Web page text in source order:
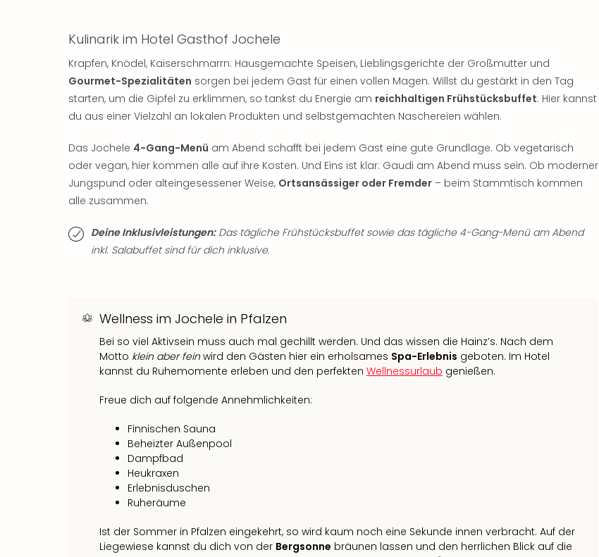
Kulinarik im Hotel Gasthof Jochele
Krapfen, Knödel, Kaiserschmarrn: Hausgemachte Speisen, Lieblingsgerichte der Großmutter und
Gourmet-Spezialitäten sorgen bei jedem Gast für einen vollen Magen. Willst du gestärkt in den Tag
starten, um die Gipfel zu erklimmen, so tankst du Energie am reichhaltigen Frühstücksbuffet: Hier kannst
du aus einer Vielzahl an lokalen Produkten und selbstgemachten Naschereien wählen.
Das Jochele 4-Gang-Menü am Abend schafft bei jedem Gast eine gute Grundlage. Ob vegetarisch
oder vegan, hier kommen alle auf ihre Kosten. Und Eins ist klar: Gaudi am Abend muss sein. Ob moderner
Jungspund oder alteingesessener Weise, Ortsansässiger oder Fremder – beim Stammtisch kommen
alle zusammen.
Deine Inklusivleistungen:Das tägliche Frühstücksbuffet sowie das tägliche 4-Gang-Menü am Abend
inkl. Salabuffet sind für dich inklusive.
Wellness im Jochele in Pfalzen
Bei so viel Aktivsein muss auch mal gechillt werden. Und das wissen die Hainz’s. Nach dem
Motto klein aber fein wird den Gästen hier ein erholsames Spa-Erlebnis geboten. Im Hotel
kannst du Ruhemomente erleben und den perfekten Wellnessurlaub genießen.
Freue dich auf folgende Annehmlichkeiten:
Finnischen Sauna
Beheizter Außenpool
Dampfbad
Heukraxen
Erlebnisduschen
Ruheräume
Ist der Sommer in Pfalzen eingekehrt, so wird kaum noch eine Sekunde innen verbracht. Auf der
Liegewiese kannst du dich von der Bergsonne bräunen lassen und den herrlichen Blick auf die